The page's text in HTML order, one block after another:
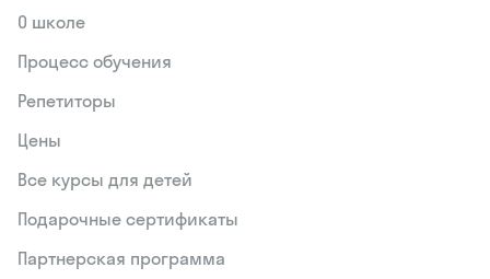
О школе
Процесс обучения
Репетиторы
Цены
Все курсы для детей
Подарочные сертификаты
Партнерская программа